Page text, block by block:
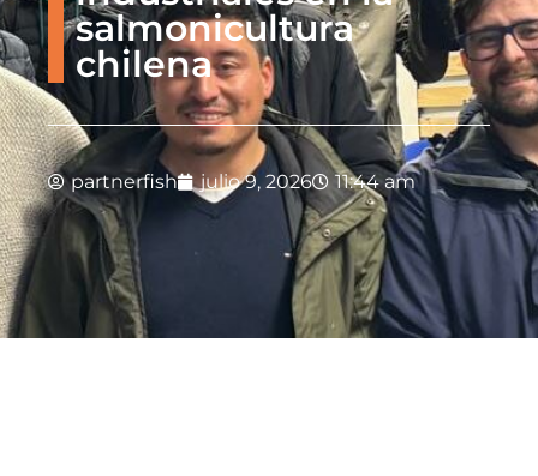
salmonicultura
chilena
partnerfish julio 9, 2026 11:44 am